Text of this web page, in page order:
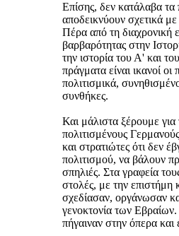
Επίσης, δεν κατάλαβα τα
αποδεικνύουν σχετικά
Πέρα από τη διαχρονική
βαρβαρότητας στην
την ιστορία του Α' και
πράγματα είναι ικανοί οι
πολιτισμικά,
συνθήκες.
Και μάλιστα ξέρουμε
πολιτισμένους
και στρατιώτες ότι δεν
πολιτισμού, να βάλουν
σπηλιές. Στα γραφεία
στολές, με την επιστήμη
σχεδίασαν, οργάνωσαν
γενοκτονία των
πήγαιναν στην όπερα